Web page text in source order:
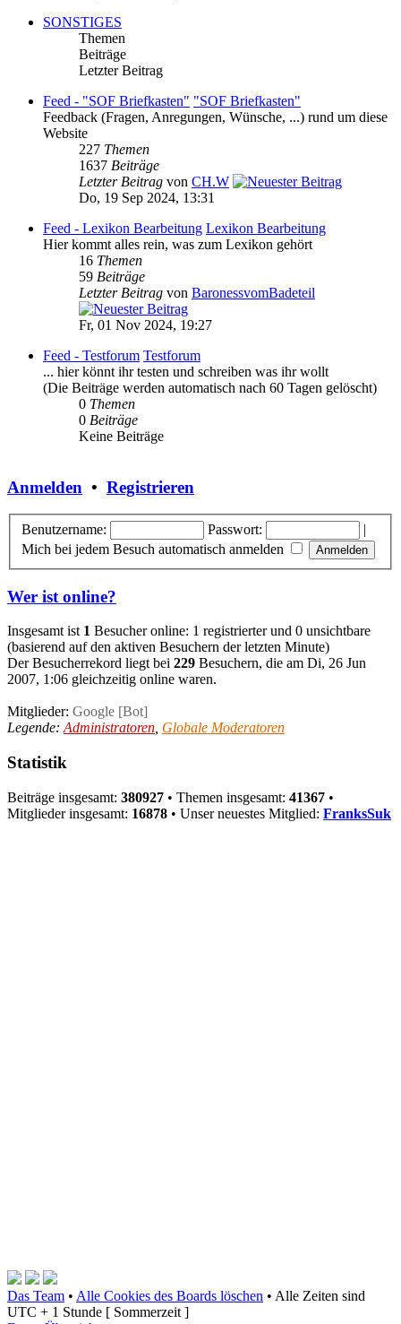
SONSTIGES
Themen
Beiträge
Letzter Beitrag
Feed - "SOF Briefkasten" "SOF Briefkasten"
Feedback (Fragen, Anregungen, Wünsche, ...) rund um diese
Website
227 Themen
1637 Beiträge
Letzter Beitrag von CH.W
Do, 19 Sep 2024, 13:31
Feed - Lexikon Bearbeitung Lexikon Bearbeitung
Hier kommt alles rein, was zum Lexikon gehört
16 Themen
59 Beiträge
Letzter Beitrag von BaronessvomBadeteil
Fr, 01 Nov 2024, 19:27
Feed - Testforum Testforum
... hier könnt ihr testen und schreiben was ihr wollt
(Die Beiträge werden automatisch nach 60 Tagen gelöscht)
0 Themen
0 Beiträge
Keine Beiträge
Anmelden • Registrieren
Benutzername: Passwort:
|
Mich bei jedem Besuch automatisch anmelden
Wer ist online?
Insgesamt ist 1 Besucher online: 1 registrierter und 0 unsichtbare
(basierend auf den aktiven Besuchern der letzten Minute)
Der Besucherrekord liegt bei 229 Besuchern, die am Di, 26 Jun
2007, 1:06 gleichzeitig online waren.
Mitglieder: Google [Bot]
Legende: Administratoren Globale Moderatoren
Statistik
Beiträge insgesamt: 380927 • Themen insgesamt: 41367 •
Mitglieder insgesamt: 16878 • Unser neuestes Mitglied: FranksSuk
Das Team • Alle Cookies des Boards löschen • Alle Zeiten sind
UTC + 1 Stunde [ Sommerzeit ]